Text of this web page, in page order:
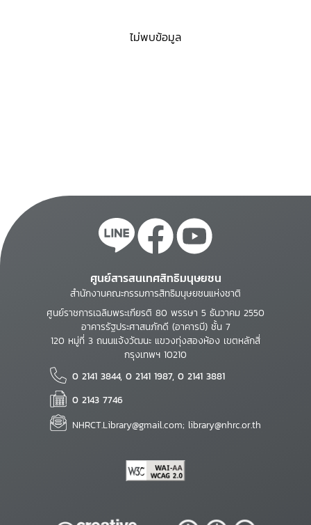
ไม่พบข้อมูล
ศูนย์สารสนเทศสิทธิมนุษยชน
สำนักงานคณะกรรมการสิทธิมนุษยชนแห่งชาติ
ศูนย์ราชการเฉลิมพระเกียรติ 80 พรรษา 5 ธันวาคม 2550
อาคารรัฐประศาสนภักดี (อาคารบี) ชั้น 7
120 หมู่ที่ 3 ถนนแจ้งวัฒนะ แขวงทุ่งสองห้อง เขตหลักสี่
กรุงเทพฯ 10210
0 2141 3844, 0 2141 1987, 0 2141 3881
0 2143 7746
NHRCT.Library@gmail.com; library@nhrc.or.th